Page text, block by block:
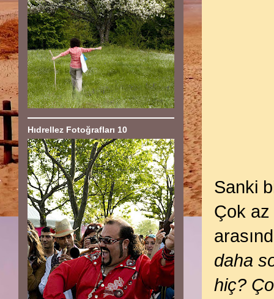
Sanki
Çok
daha
hiç?
Hıdrellez Fotoğrafları 10